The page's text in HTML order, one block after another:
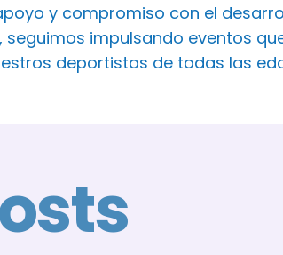
y compromiso con el
impulsando eventos
deportistas de todas las